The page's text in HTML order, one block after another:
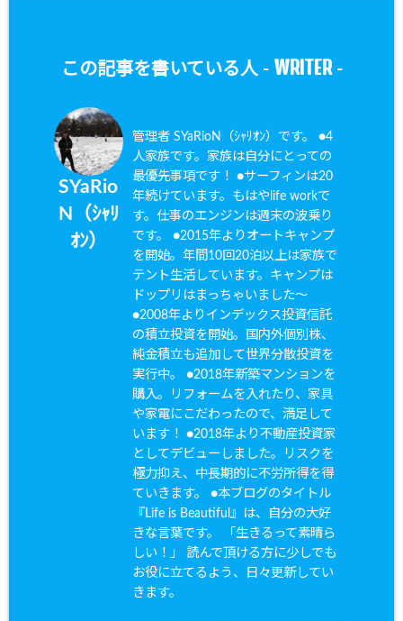
この記事を書いている人 - WRITER-
SYaRio
N（ｼｬﾘ
ｵﾝ）
管理者 SYaRioN（ｼｬﾘｵﾝ）です。 ●4
人家族です。家族は自分にとっての
最優先事項です！ ●サーフィンは20
年続けています。もはやlife workで
す。仕事のエンジンは週末の波乗り
です。 ●2015年よりオートキャンプ
を開始。年間10回20泊以上は家族で
テント生活しています。キャンプは
ドップリはまっちゃいました〜
●2008年よりインデックス投資信託
の積立投資を開始。国内外個別株、
純金積立も追加して世界分散投資を
実行中。 ●2018年新築マンションを
購入。リフォームを入れたり、家具
や家電にこだわったので、満足して
います！ ●2018年より不動産投資家
としてデビューしました。リスクを
極力抑え、中長期的に不労所得を得
ていきます。 ●本ブログのタイトル
『Life is Beautiful』は、自分の大好
きな言葉です。 「生きるって素晴ら
しい！」 読んで頂ける方に少しでも
お役に立てるよう、日々更新してい
きます。